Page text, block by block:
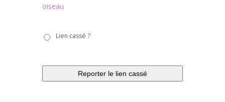
oiseau
casséLien cassé ?